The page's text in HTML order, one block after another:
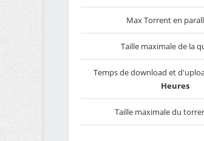
Max Torrent en
Taille maximale de la
Temps de download et
Heures
Taille maximale du